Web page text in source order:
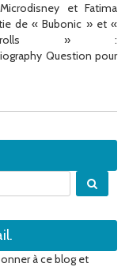
et Fatima
de « Bubonic » et «
» :
Question pour
à ce blog et